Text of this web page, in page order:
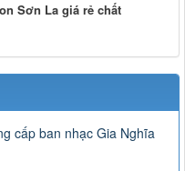
Sơn La giá rẻ chất
cấp ban nhạc Gia Nghĩa